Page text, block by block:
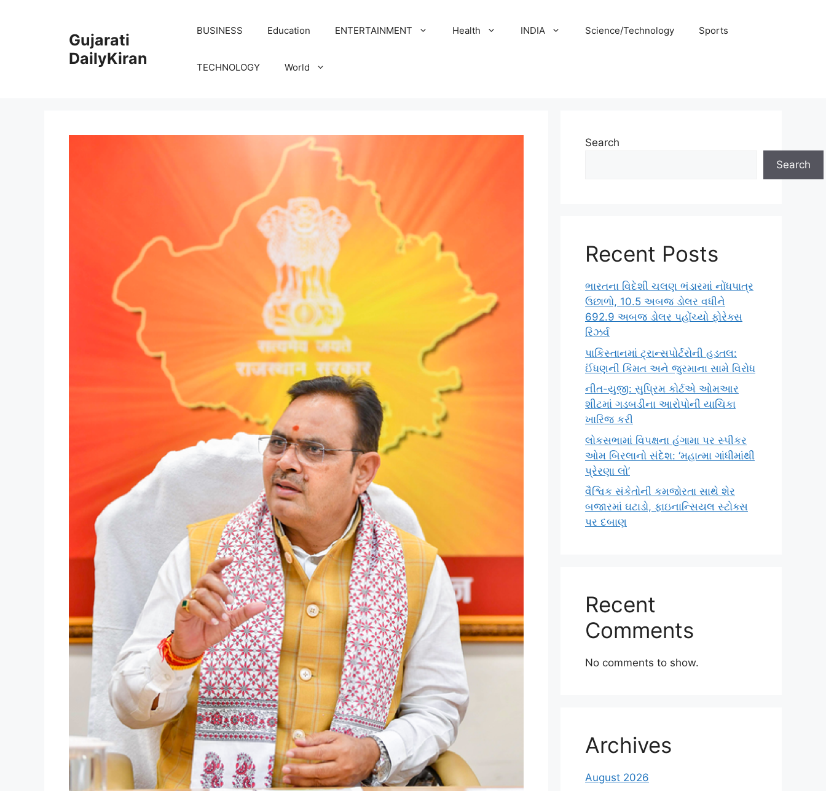
Gujarati
DailyKiran
BUSINESS Education ENTERTAINMENT Health INDIA Science/Technology Sports
TECHNOLOGY World
Search
Search
Recent Posts
ભારતના વિદેશી ચલણ ભંડારમાં નોંધપાત્ર
ઉછાળો, 10.5 અબજ ડોલર વધીને
692.9 અબજ ડોલર પહોંચ્યો ફોરેક્સ
રિઝર્વ
પાકિસ્તાનમાં ટ્રાન્સપોર્ટરોની હડતલ:
ઈંધણની કિંમત અને જુરમાના સામે વિરોધ
નીત-યુજી: સુપ્રિમ કોર્ટએ ઓમઆર
શીટમાં ગડબડીના આરોપોની યાચિકા
ખારિજ કરી
લોકસભામાં વિપક્ષના હંગામા પર સ્પીકર
ઓમ બિરલાનો સંદેશ: ‘મહાત્મા ગાંધીમાંથી
પ્રેરણા લો’
વૈશ્વિક સંકેતોની કમજોરતા સાથે શેર
બજારમાં ઘટાડો, ફાઇનાન્સિયલ સ્ટોક્સ
પર દબાણ
Recent
Comments
No comments to show.
Archives
August 2026